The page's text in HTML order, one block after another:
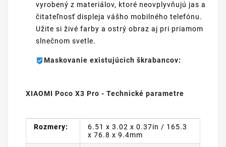
vyrobený z materiálov, ktoré neovplyvňujú jas a
čitateľnosť displeja vášho mobilného telefónu.
Užite si živé farby a ostrý obraz aj pri priamom
slnečnom svetle.
Maskovanie existujúcich škrabancov:
XIAOMI Poco X3 Pro - Technické parametre
Rozmery:
6.51 x 3.02 x 0.37in / 165.3
x 76.8 x 9.4mm